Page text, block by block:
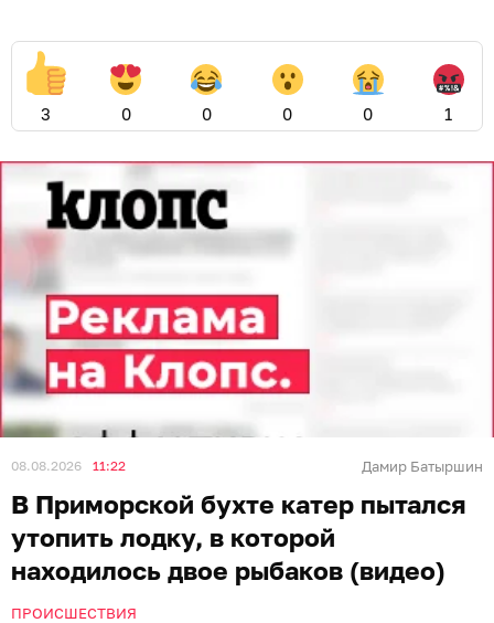
3 0 0 0 0 1
08.08.2026 11:22 Дамир Батыршин
В Приморской бухте катер пытался
утопить лодку, в которой
находилось двое рыбаков (видео)
ПРОИСШЕСТВИЯ